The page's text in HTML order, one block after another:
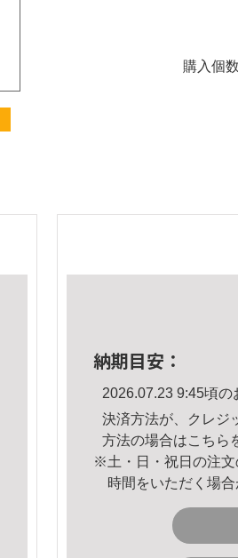
購入個数
納期目安：
2026.07.23 9:45頃の
決済方法が、クレジ
方法の場合はこちら
※土・日・祝日の注文
時間をいただく場合